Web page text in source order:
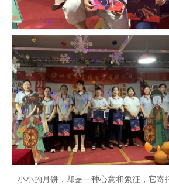
小小的月饼，却是一种心意和象征，它寄